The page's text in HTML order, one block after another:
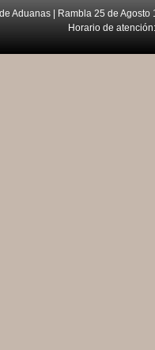
Aduanas | Rambla 25 de
Horario de